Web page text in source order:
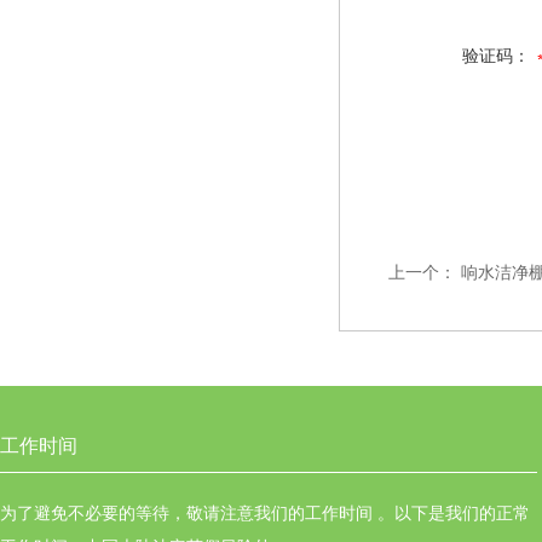
验证码：
上一个： 响水洁净
工作时间
为了避免不必要的等待，敬请注意我们的工作时间 。以下是我们的正常